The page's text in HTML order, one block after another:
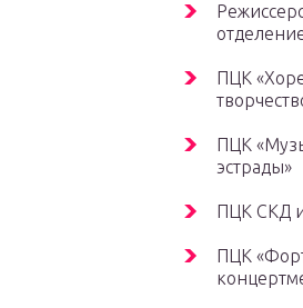
ПЦК
ПЦК
эстрады»
ПЦК СКД
ПЦК